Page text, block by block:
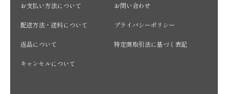
お支払い方法について
配送方法・送料について
返品について
キャンセルについて
お問い合わせ
プライバシーポリシー
特定商取引法に基づく表記